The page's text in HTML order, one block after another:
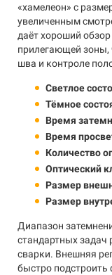
«хамелеон» с
увеличенным
даёт хороший
прилегающей зоны,
шва и контроле
Светлое
Тёмное
Время
Время
Количество
Оптический
Размер
Размер
Диапазон
стандартных задач
сварки. Внешняя
быстро подстроить